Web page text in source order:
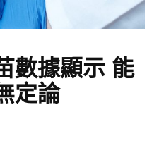
數據顯示 能
定論